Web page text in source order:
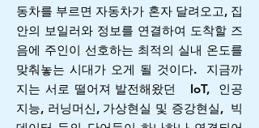
동차를 부르면 자동차가 혼자 달려오고, 집
안의 보일러와 정보를 연결하여 도착할 즈
음에 주인이 선호하는 최적의 실내 온도를
맞춰놓는 시대가 오게 될 것이다. 지금까
지는 서로 떨어져 발전해왔던 IoT, 인공
지능, 러닝머신, 가상현실 및 증강현실, 빅